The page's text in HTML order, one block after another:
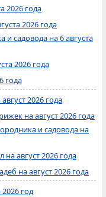
2026 года
2026 года
и садовода на 6 августа
2026 года
года
2026 года
на август 2026 года
и садовода на
август 2026 года
на август 2026 года
год